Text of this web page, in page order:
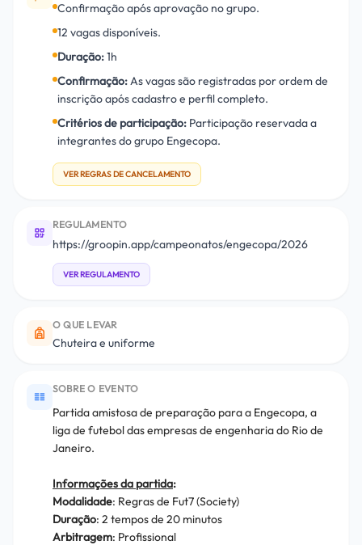
Confirmação após aprovação no grupo.
12 vagas disponíveis.
Duração:1h
Confirmação:As vagas são registradas por ordem de
inscrição após cadastro e perfil completo.
Critérios de participação: Participação reservada a
integrantes do grupo Engecopa.
VER REGRAS DE CANCELAMENTO
REGULAMENTO
https://groopin.app/campeonatos/engecopa/2026
VER REGULAMENTO
O QUE LEVAR
Chuteira e uniforme
SOBRE O EVENTO
Partida amistosa de preparação para a Engecopa, a
liga de futebol das empresas de engenharia do Rio de
Janeiro.
​Informações da partida:
Modalidade: Regras de Fut7 (Society)
Duração: 2 tempos de 20 minutos
Arbitragem: Profissional